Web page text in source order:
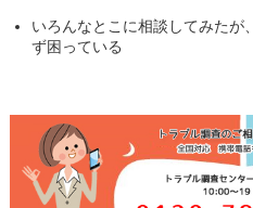
いろんなとこに相談してみたが
ず困っている